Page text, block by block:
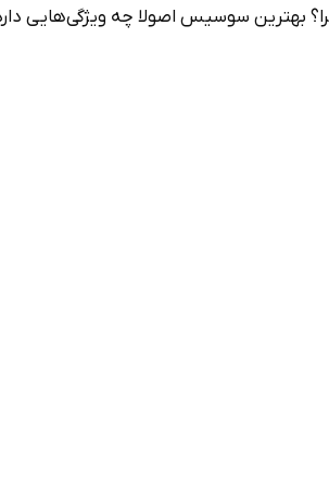
بهترین سوسیس اصولا چه ویژگی‌هایی